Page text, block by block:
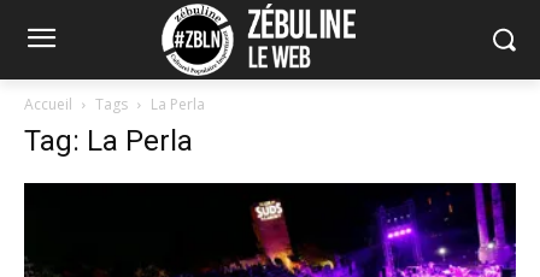
Accueil Tags La Perla
Tag: La Perla